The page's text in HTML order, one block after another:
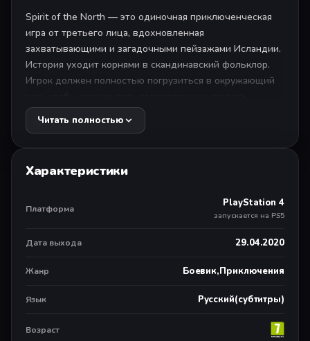
Spirit of the North — это одиночная приключенческая
игра от третьего лица, вдохновленная
захватывающими и загадочными пейзажами Исландии.
История уходит корнями в скандинавский фольклор.
Игрок должен полностью погрузиться в окружающий
гипотезы об ушедшей древней цивилизации. Это
история о простом рыжем лисе, чья судьба тесно
Не менее 4Гб
PAL HD 720p,1080i,1080p
Читать полностью
Характеристики
Платформа PlayStation 4
запускается на PS5
Дата выхода 29.04.2020
Жанр Боевик,Приключения
Язык Русский(субтитры)
Возраст